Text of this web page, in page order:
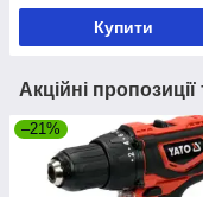
Купити
Акційні
–21%